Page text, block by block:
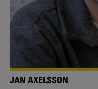
JAN AXELSSON